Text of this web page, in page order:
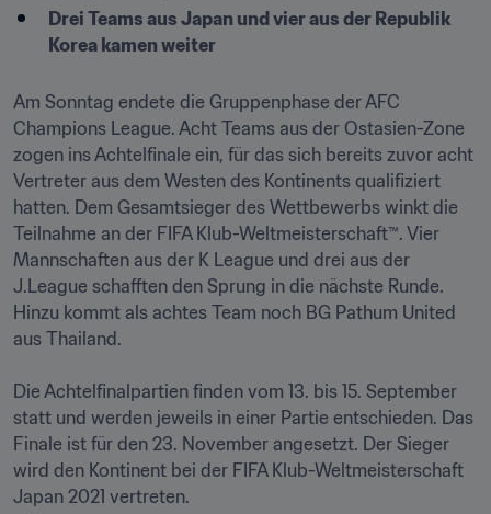
Drei Teams aus Japan und vier aus der Republik
Korea kamen weiter
Am Sonntag endete die Gruppenphase der AFC
Champions League. Acht Teams aus der Ostasien-Zone
zogen ins Achtelfinale ein, für das sich bereits zuvor acht
Vertreter aus dem Westen des Kontinents qualifiziert
hatten. Dem Gesamtsieger des Wettbewerbs winkt die
Teilnahme an der FIFA Klub-Weltmeisterschaft™. Vier
Mannschaften aus der K League und drei aus der
J.League schafften den Sprung in die nächste Runde.
Hinzu kommt als achtes Team noch BG Pathum United
aus Thailand.
Die Achtelfinalpartien finden vom 13. bis 15. September
statt und werden jeweils in einer Partie entschieden. Das
Finale ist für den 23. November angesetzt. Der Sieger
wird den Kontinent bei der FIFA Klub-Weltmeisterschaft
Japan 2021 vertreten.